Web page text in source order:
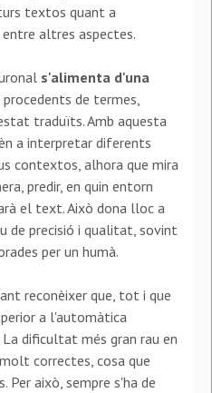
textos quant a
altres aspectes.
s'alimenta d'una
procedents de termes,
traduïts. Amb aquesta
a interpretar diferents
contextos, alhora que mira
predir, en quin entorn
el text. Això dona lloc a
de precisió i qualitat, sovint
per un humà.
reconèixer que, tot i que
a l'automàtica
dificultat més gran rau en
correctes, cosa que
Per això, sempre s'ha de